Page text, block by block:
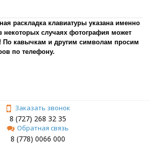
раскладка клавиатуры указана именно
некоторых случаях фотография может
По кавычкам и другим символам просим
по телефону.
Заказать звонок
8 (727) 268 32 35
Обратная связь
8 (778) 0066 000